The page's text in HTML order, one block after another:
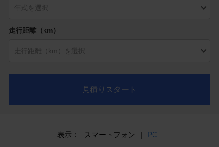
走行距離（km）
見積りスタート
表示： スマートフォン | PC